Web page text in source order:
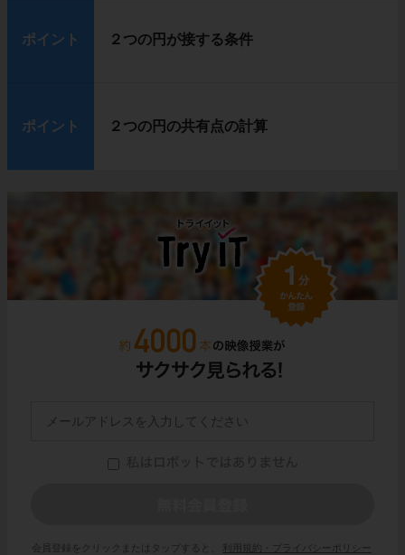
ポイント ２つの円が接する条件
ポイント ２つの円の共有点の計算
会員登録をクリックまたはタップすると、
利用規約・プライバシーポリシー